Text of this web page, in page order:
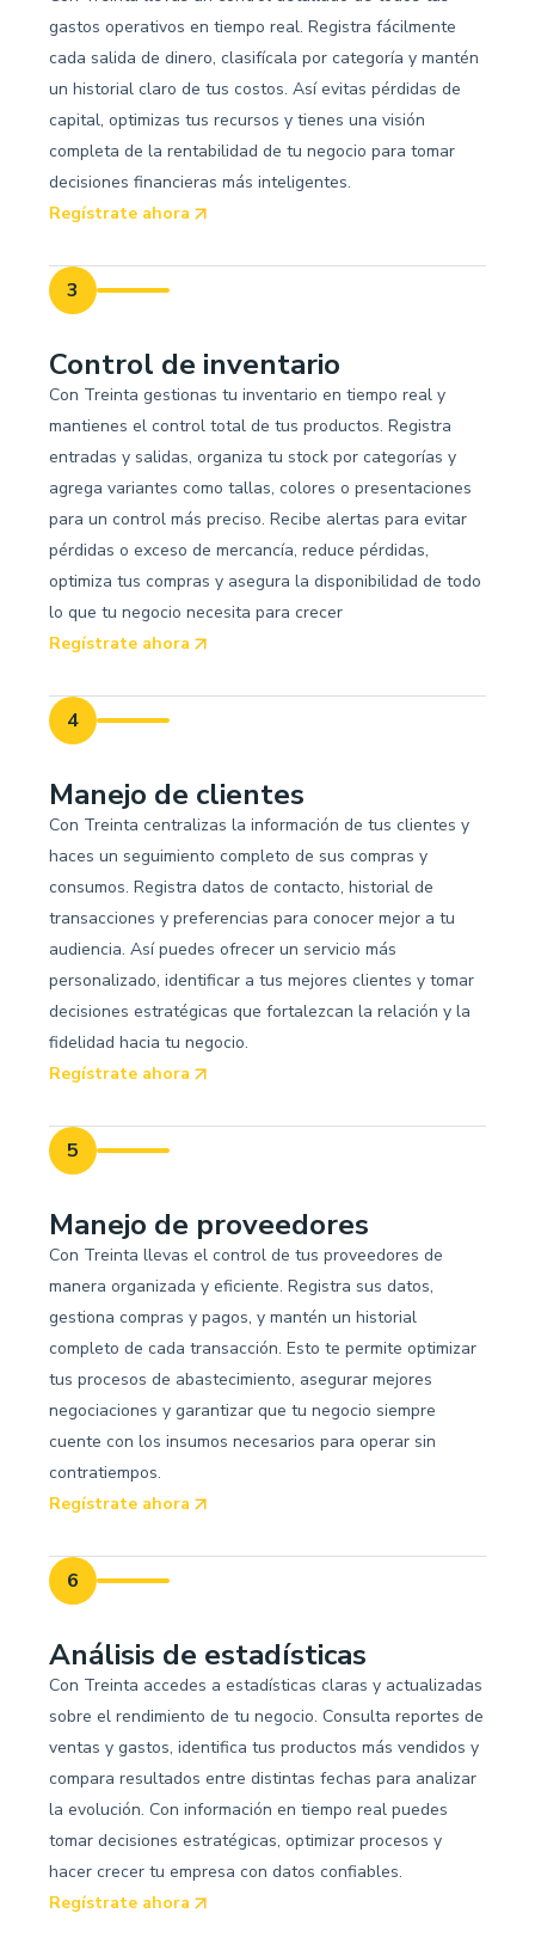
gastos operativos en tiempo real. Registra fácilmente
cada salida de dinero, clasifícala por categoría y mantén
un historial claro de tus costos. Así evitas pérdidas de
capital, optimizas tus recursos y tienes una visión
completa de la rentabilidad de tu negocio para tomar
decisiones financieras más inteligentes.
Regístrate ahora
3
Control de inventario
Con Treinta gestionas tu inventario en tiempo real y
mantienes el control total de tus productos. Registra
entradas y salidas, organiza tu stock por categorías y
agrega variantes como tallas, colores o presentaciones
para un control más preciso. Recibe alertas para evitar
pérdidas o exceso de mercancía, reduce pérdidas,
optimiza tus compras y asegura la disponibilidad de todo
lo que tu negocio necesita para crecer
Regístrate ahora
4
Manejo de clientes
Con Treinta centralizas la información de tus clientes y
haces un seguimiento completo de sus compras y
consumos. Registra datos de contacto, historial de
transacciones y preferencias para conocer mejor a tu
audiencia. Así puedes ofrecer un servicio más
personalizado, identificar a tus mejores clientes y tomar
decisiones estratégicas que fortalezcan la relación y la
fidelidad hacia tu negocio.
Regístrate ahora
5
Manejo de proveedores
Con Treinta llevas el control de tus proveedores de
manera organizada y eficiente. Registra sus datos,
gestiona compras y pagos, y mantén un historial
completo de cada transacción. Esto te permite optimizar
tus procesos de abastecimiento, asegurar mejores
negociaciones y garantizar que tu negocio siempre
cuente con los insumos necesarios para operar sin
contratiempos.
Regístrate ahora
6
Análisis de estadísticas
Con Treinta accedes a estadísticas claras y actualizadas
sobre el rendimiento de tu negocio. Consulta reportes de
ventas y gastos, identifica tus productos más vendidos y
compara resultados entre distintas fechas para analizar
la evolución. Con información en tiempo real puedes
tomar decisiones estratégicas, optimizar procesos y
hacer crecer tu empresa con datos confiables.
Regístrate ahora